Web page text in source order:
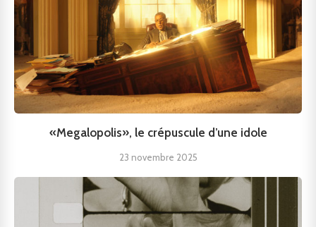
«Megalopolis», le crépuscule d’une idole
23 novembre 2025